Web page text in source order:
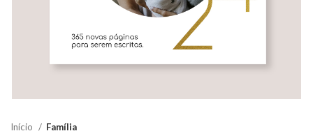
Início Família